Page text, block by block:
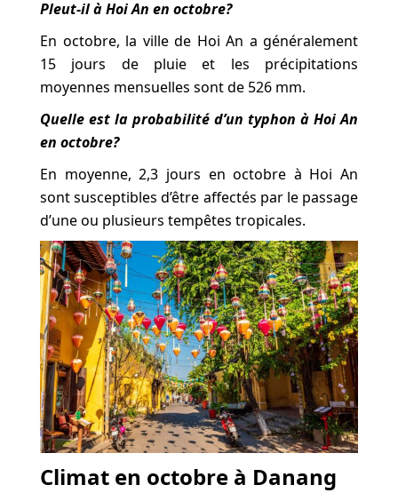
Pleut-il à Hoi An en octobre?
En octobre, la ville de Hoi An a généralement
15 jours de pluie et les précipitations
moyennes mensuelles sont de 526 mm.
Quelle est la probabilité d’un typhon à Hoi An
en octobre?
En moyenne, 2,3 jours en octobre à Hoi An
sont susceptibles d’être affectés par le passage
d’une ou plusieurs tempêtes tropicales.
Climat en octobre à Danang